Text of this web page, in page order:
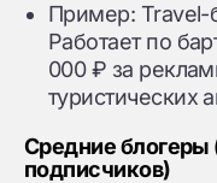
Пример: Travel-
Работает по
000 ₽ за
туристических
Средние блогеры
подписчиков)